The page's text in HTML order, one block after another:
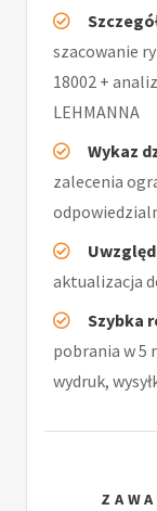
szacowanie
18002 +
LEHMANNA
Wykaz
zalecenia
aktualizacja
Szybka
pobrania w 5
wydruk,